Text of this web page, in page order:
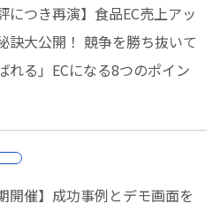
につき再演】食品EC売上アッ
訣大公開！ 競争を勝ち抜いて
れる」ECになる8つのポイン
開催】成功事例とデモ画面を